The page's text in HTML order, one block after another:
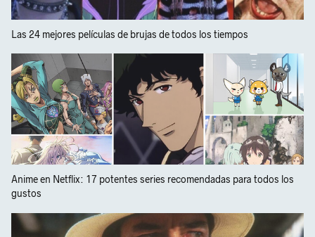
Las 24 mejores películas de brujas de todos los tiempos
Anime en Netflix: 17 potentes series recomendadas para todos los
gustos